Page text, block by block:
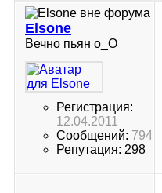
Elsone
Вечно пьян о_О
Регистрация:
12.04.2011
Сообщений: 794
Репутация: 298